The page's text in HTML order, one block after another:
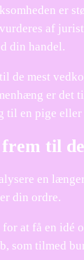
er
af
din handel.
de mest
er det
til en pige eller
til
en
din ordre.
at få en
som tilmed